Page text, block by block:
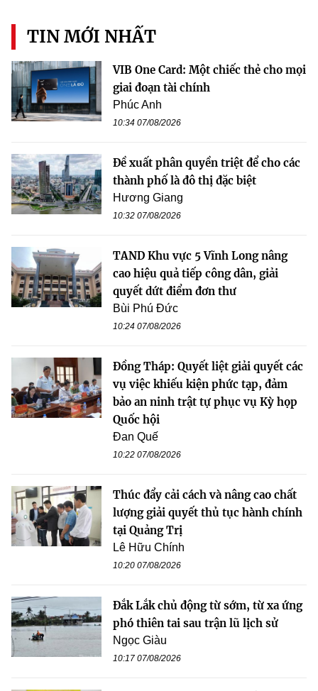
TIN MỚI NHẤT
VIB One Card: Một chiếc thẻ cho mọi
giai đoạn tài chính
Phúc Anh
10:34 07/08/2026
Đề xuất phân quyền triệt để cho các
thành phố là đô thị đặc biệt
Hương Giang
10:32 07/08/2026
TAND Khu vực 5 Vĩnh Long nâng
cao hiệu quả tiếp công dân, giải
quyết dứt điểm đơn thư
Bùi Phú Đức
10:24 07/08/2026
Đồng Tháp: Quyết liệt giải quyết các
vụ việc khiếu kiện phức tạp, đảm
bảo an ninh trật tự phục vụ Kỳ họp
Quốc hội
Đan Quế
10:22 07/08/2026
Thúc đẩy cải cách và nâng cao chất
lượng giải quyết thủ tục hành chính
tại Quảng Trị
Lê Hữu Chính
10:20 07/08/2026
Đắk Lắk chủ động từ sớm, từ xa ứng
phó thiên tai sau trận lũ lịch sử
Ngọc Giàu
10:17 07/08/2026